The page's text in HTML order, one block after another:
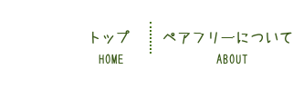
HOME ABOUT
トップ ペアフリーについて